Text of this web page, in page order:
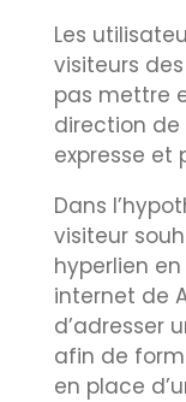
Les
visiteurs
pas mettre
direction de
expresse et
Dans
visiteur
hyperlien
internet de
d’adresser
afin de
en place